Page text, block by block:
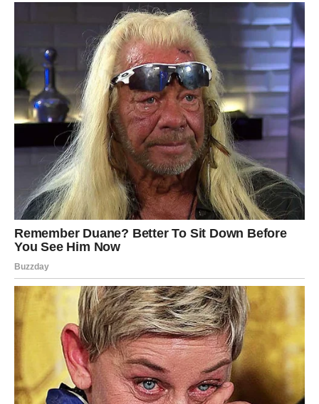
Brza izrada predmeta posebno je korisna, iako postoji dugo
razdoblje hlađenja i čekanja; međutim, konačni rezultat je
svakako vrijedan toga.
POTREBNI SASTOJCI:
Za pripremu ovog divnog deserta skupite 1,25 litara slatkog
vrhnja (gusto vrhnje može poslužiti za mazanje) i zasladite ga
s 2 vrećice slag fixa. Trebat će vam i 200 grama već
pripremljenih puslica, 300 grama mliječne čokolade za
kuhanje, 200 grama komadića čokolade i 5-6 žlica ruma.
UPUTSTVO ZA PRAVLJENJE SLADOLEDNE TORTE:
Slag Fix pomiješajte sa slatkim vrhnjem i dobro umutite.
Proces je gotov kada se počne zgušnjavati.
Za ribanje čokolade prvo beze izlomite rukom na veće
komade, a zatim koristite krupni ribež. Pomiješajte grubo
zdrobljene pekan orahe, ribanu čokoladu, krokete i rum sa